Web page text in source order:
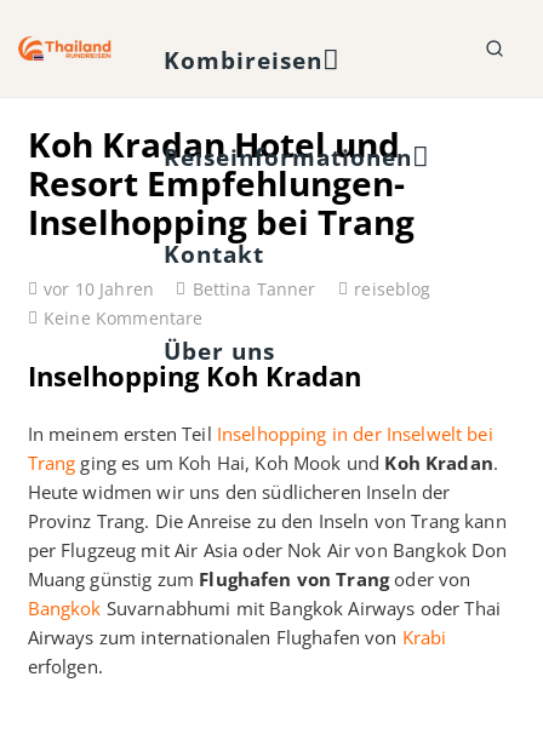
Kombireisen
Reiseinformationen
Kontakt
Über uns
Koh Kradan Hotel und
Resort Empfehlungen-
Inselhopping bei Trang
vor 10 Jahren Bettina Tanner
reiseblog
Keine Kommentare
Inselhopping Koh Kradan
In meinem ersten Teil Inselhopping in der Inselwelt bei
Trang ging es um Koh Hai, Koh Mook und Koh Kradan.
Heute widmen wir uns den südlicheren Inseln der
Provinz Trang. Die Anreise zu den Inseln von Trang kann
per Flugzeug mit Air Asia oder Nok Air von Bangkok Don
Muang günstig zum Flughafen von Trangoder von
Bangkok Suvarnabhumi mit Bangkok Airways oder Thai
Airways zum internationalen Flughafen von Krabi
erfolgen.